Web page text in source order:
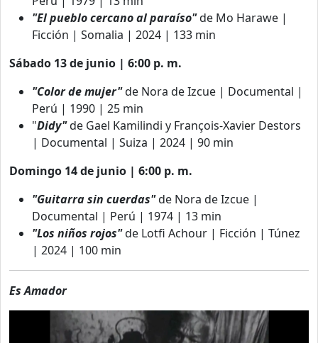
"El pueblo cercano al paraíso"de Mo Harawe |
Ficción | Somalia | 2024 | 133 min
Sábado 13 de junio | 6:00 p. m.
"Color de mujer"de Nora de Izcue | Documental |
Perú | 1990 | 25 min
"Didy"de Gael Kamilindi y François-Xavier Destors
| Documental | Suiza | 2024 | 90 min
Domingo 14 de junio | 6:00 p. m.
"Guitarra sin cuerdas"de Nora de Izcue |
Documental | Perú | 1974 | 13 min
"Los niños rojos"de Lotfi Achour | Ficción | Túnez
| 2024 | 100 min
Es Amador